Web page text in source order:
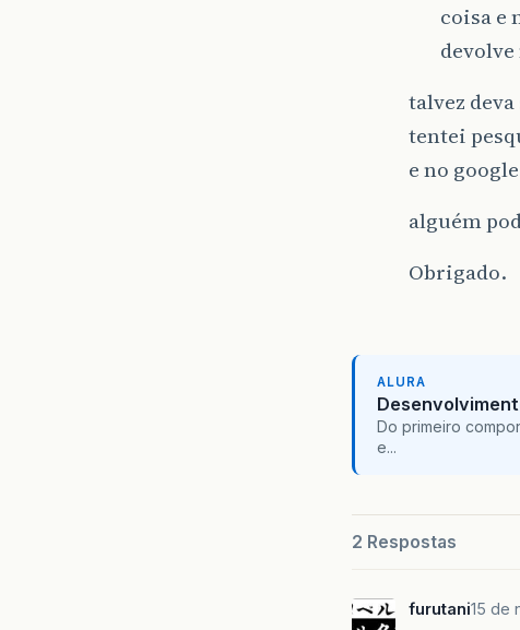
coisa e
talvez
tentei
e no
alguém
Obrigado.
ALURA
Do primeiro
e...
2 Respostas
furutani15 de